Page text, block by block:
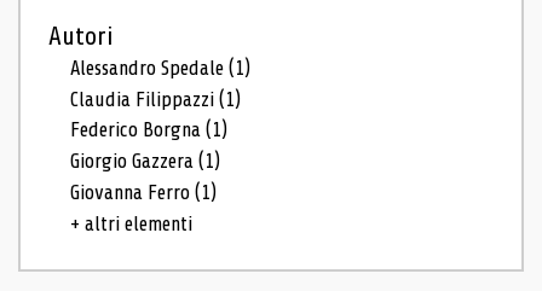
Autori
Alessandro Spedale(1)
Claudia Filippazzi(1)
Federico Borgna(1)
Giorgio Gazzera(1)
Giovanna Ferro(1)
+ altri elementi